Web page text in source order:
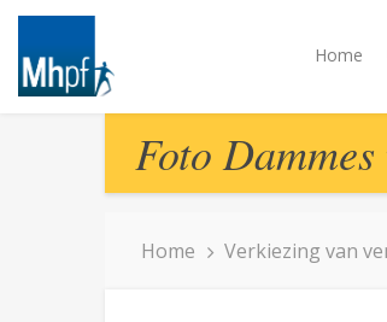
Home
Foto
Home Verkiezing van